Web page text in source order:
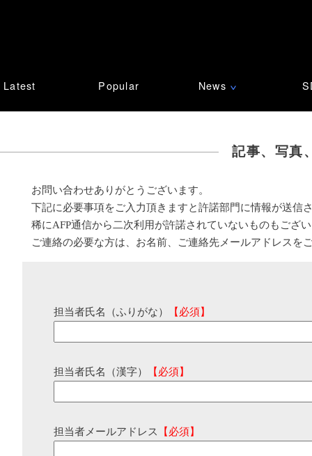
Latest Popular News ∨
記事、写真
お問い合わせありがとうございます。
下記に必要事項をご入力頂きますと許諾部門に情報が送信
稀にAFP通信から二次利用が許諾されていないものもござ
ご連絡の必要な方は、お名前、ご連絡先メールアドレスを
担当者氏名（ふりがな） 【必須】
担当者氏名（漢字） 【必須】
担当者メールアドレス 【必須】